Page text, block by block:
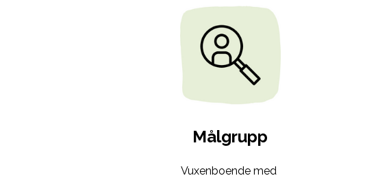
Målgrupp
Vuxenboende med